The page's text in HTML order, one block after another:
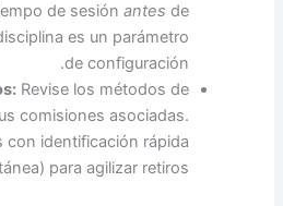
de sesión antes de
es un parámetro
de configuración.
Revise los métodos de
comisiones asociadas.
con identificación rápida
para agilizar retiros.